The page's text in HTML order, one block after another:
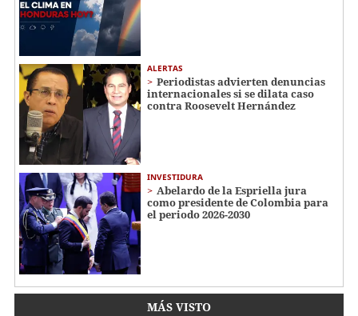
ALERTAS
Periodistas advierten denuncias
internacionales si se dilata caso
contra Roosevelt Hernández
INVESTIDURA
Abelardo de la Espriella jura
como presidente de Colombia para
el periodo 2026-2030
MÁS VISTO